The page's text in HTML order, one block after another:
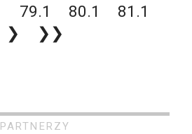
79.1 80.1
81.1
❯
❯❯
PARTNERZY